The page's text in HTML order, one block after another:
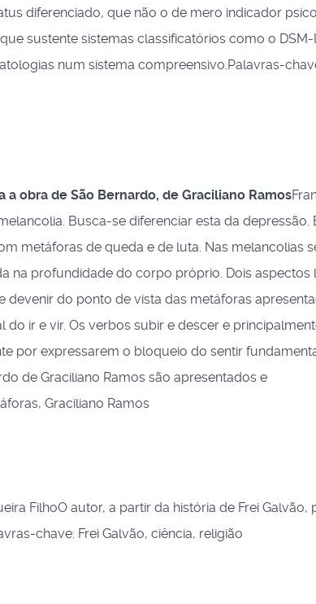
diferenciado, que não o de mero indicador
sustente sistemas classificatórios como o
num sistema compreensivo.Palavras-
obra de São Bernardo, de Graciliano Ramos
Busca-se diferenciar esta da depressão.
metáforas de queda e de luta. Nas melancolias
na profundidade do corpo próprio. Dois aspectos
do ponto de vista das metáforas
ir e vir. Os verbos subir e descer e
por expressarem o bloqueio do sentir
de Graciliano Ramos são apresentados e
Graciliano Ramos
FilhoO autor, a partir da história de Frei Galvão,
chave: Frei Galvão, ciência, religião